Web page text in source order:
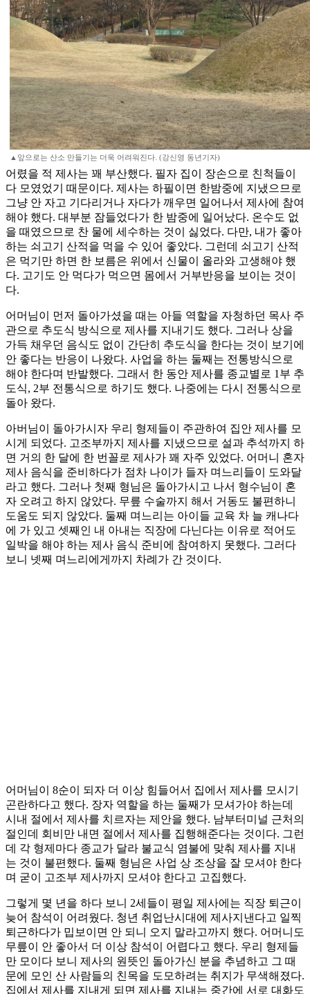
▲앞으로는 산소 만들기는 더욱 어려워진다. (강신영 동년기자)
어렸을 적 제사는 꽤 부산했다. 필자 집이 장손으로 친척들이
다 모였었기 때문이다. 제사는 하필이면 한밤중에 지냈으므로
그냥 안 자고 기다리거나 자다가 깨우면 일어나서 제사에 참여
해야 했다. 대부분 잠들었다가 한 밤중에 일어났다. 온수도 없
을 때였으므로 찬 물에 세수하는 것이 싫었다. 다만, 내가 좋아
하는 쇠고기 산적을 먹을 수 있어 좋았다. 그런데 쇠고기 산적
은 먹기만 하면 한 보름은 위에서 신물이 올라와 고생해야 했
다. 고기도 안 먹다가 먹으면 몸에서 거부반응을 보이는 것이
다.
어머님이 먼저 돌아가셨을 때는 아들 역할을 자청하던 목사 주
관으로 추도식 방식으로 제사를 지내기도 했다. 그러나 상을
가득 채우던 음식도 없이 간단히 추도식을 한다는 것이 보기에
안 좋다는 반응이 나왔다. 사업을 하는 둘째는 전통방식으로
해야 한다며 반발했다. 그래서 한 동안 제사를 종교별로 1부 추
도식, 2부 전통식으로 하기도 했다. 나중에는 다시 전통식으로
돌아 왔다.
아버님이 돌아가시자 우리 형제들이 주관하여 집안 제사를 모
시게 되었다. 고조부까지 제사를 지냈으므로 설과 추석까지 하
면 거의 한 달에 한 번꼴로 제사가 꽤 자주 있었다. 어머니 혼자
제사 음식을 준비하다가 점차 나이가 들자 며느리들이 도와달
라고 했다. 그러나 첫째 형님은 돌아가시고 나서 형수님이 혼
자 오려고 하지 않았다. 무릎 수술까지 해서 거동도 불편하니
도움도 되지 않았다. 둘째 며느리는 아이들 교육 차 늘 캐나다
에 가 있고 셋째인 내 아내는 직장에 다닌다는 이유로 적어도
일박을 해야 하는 제사 음식 준비에 참여하지 못했다. 그러다
보니 넷째 며느리에게까지 차례가 간 것이다.
어머님이 8순이 되자 더 이상 힘들어서 집에서 제사를 모시기
곤란하다고 했다. 장자 역할을 하는 둘째가 모셔가야 하는데
시내 절에서 제사를 치르자는 제안을 했다. 남부터미널 근처의
절인데 회비만 내면 절에서 제사를 집행해준다는 것이다. 그런
데 각 형제마다 종교가 달라 불교식 염불에 맞춰 제사를 지내
는 것이 불편했다. 둘째 형님은 사업 상 조상을 잘 모셔야 한다
며 굳이 고조부 제사까지 모셔야 한다고 고집했다.
그렇게 몇 년을 하다 보니 2세들이 평일 제사에는 직장 퇴근이
늦어 참석이 어려웠다. 청년 취업난시대에 제사지낸다고 일찍
퇴근하다가 밉보이면 안 되니 오지 말라고까지 했다. 어머니도
무릎이 안 좋아서 더 이상 참석이 어렵다고 했다. 우리 형제들
만 모이다 보니 제사의 원뜻인 돌아가신 분을 추념하고 그 때
문에 모인 산 사람들의 친목을 도모하려는 취지가 무색해졌다.
집에서 제사를 지내게 되면 제사를 지내는 중간에 서로 대화도